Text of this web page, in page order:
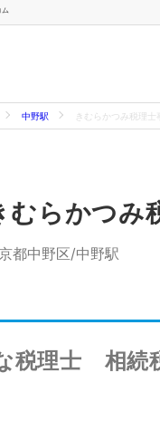
ム
中野駅 きむらかつみ税理士
むらかつみ
都中野区/中野駅
税理士 相続